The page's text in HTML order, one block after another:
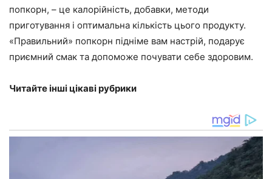
попкорн, – це калорійність, добавки, методи
приготування і оптимальна кількість цього продукту.
«Правильний» попкорн підніме вам настрій, подарує
приємний смак та допоможе почувати себе здоровим.
Читайте інші цікаві рубрики